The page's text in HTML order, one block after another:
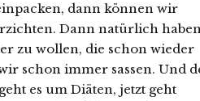
dann können wir
Dann natürlich
zu wollen, die schon wieder
schon immer sassen. Und
es um Diäten, jetzt geht